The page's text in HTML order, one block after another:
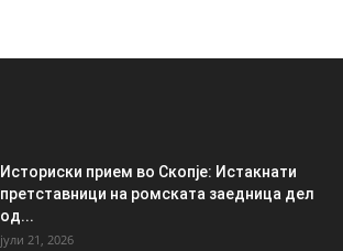
Историски прием во Скопје: Истакнати
претставници на ромската заедница дел
од...
јули 21, 2026